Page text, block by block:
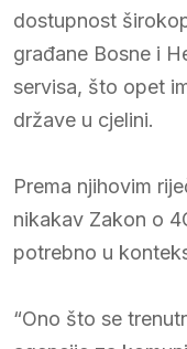
dostupnost
građane Bosne i
servisa, što opet
države u cjelini.
Prema njihovim
nikakav Zakon o
potrebno u
“Ono što se